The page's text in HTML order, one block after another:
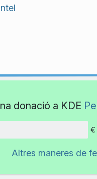
donació a KDE
€
Altres maneres de